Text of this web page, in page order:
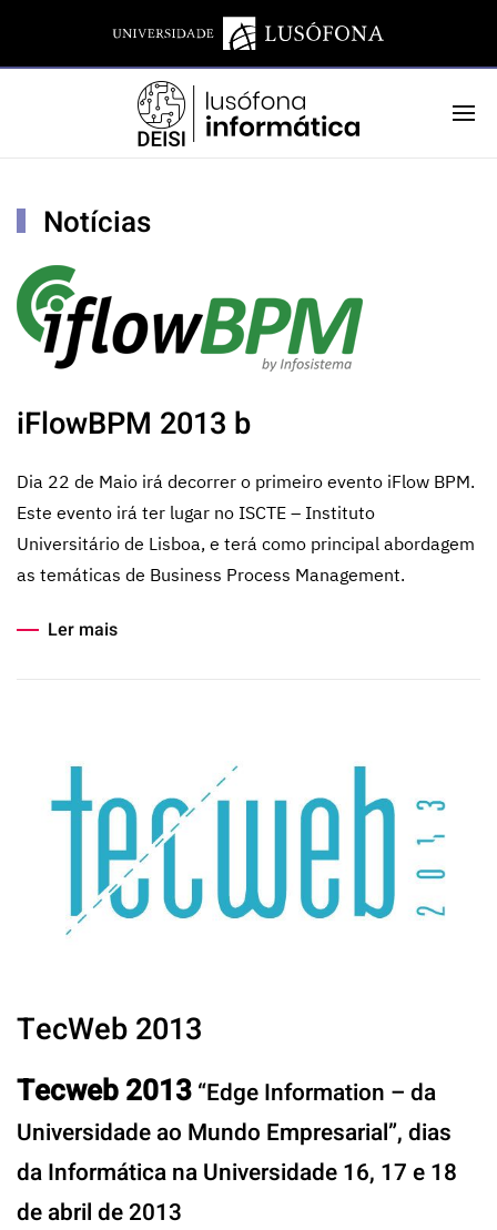
Notícias
iFlowBPM 2013 b
Dia 22 de Maio irá decorrer o primeiro evento iFlow BPM.
Este evento irá ter lugar no ISCTE – Instituto
Universitário de Lisboa, e terá como principal abordagem
as temáticas de Business Process Management.
Ler mais
TecWeb 2013
Tecweb 2013“Edge Information – da
Universidade ao Mundo Empresarial”, dias
da Informática na Universidade 16, 17 e 18
de abril de 2013